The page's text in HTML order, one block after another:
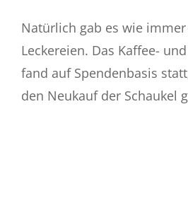
Natürlich gab es wie
Leckereien. Das Kaffee-
fand auf Spendenbasis
den Neukauf der Schaukel